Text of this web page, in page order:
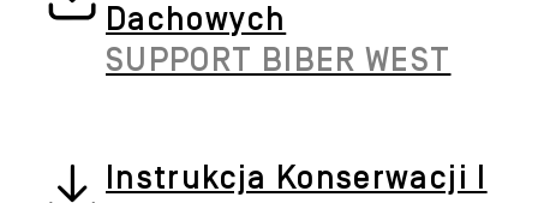
Dachowych
SUPPORT BIBER WEST
Instrukcja Konserwacji I